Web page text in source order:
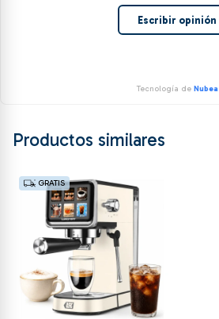
Escribir opinión
Tecnología de Nubea
Productos similares
GRATIS